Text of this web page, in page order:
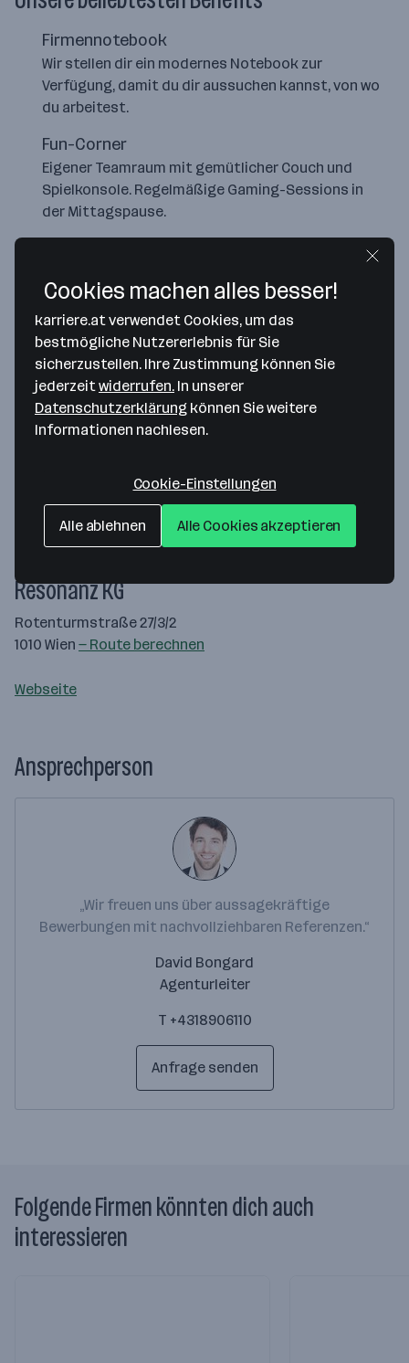
Firmennotebook
Wir stellen dir ein modernes Notebook zur
Verfügung, damit du dir aussuchen kannst, von wo
du arbeitest.
Fun-Corner
Eigener Teamraum mit gemütlicher Couch und
Spielkonsole. Regelmäßige Gaming-Sessions in
der Mittagspause.
Arbeite von Zuhause und triff deine Kolleg:innen
dann persönlich, wenn es wirklich Sinn macht.
Resonanz KG
Rotenturmstraße 27/3/2
1010 Wien — Route berechnen
Webseite
Ansprechperson
„Wir freuen uns über aussagekräftige
Bewerbungen mit nachvollziehbaren Referenzen.“
David Bongard
Agenturleiter
T +4318906110
Anfrage senden
Folgende Firmen könnten dich auch
interessieren
Cookies machen alles besser!
karriere.at verwendet Cookies, um das
bestmögliche Nutzererlebnis für Sie
sicherzustellen. Ihre Zustimmung können Sie
jederzeit widerrufen. In unserer
Datenschutzerklärung können Sie weitere
Informationen nachlesen.
Cookie-Einstellungen
Alle ablehnen Alle Cookies akzeptieren